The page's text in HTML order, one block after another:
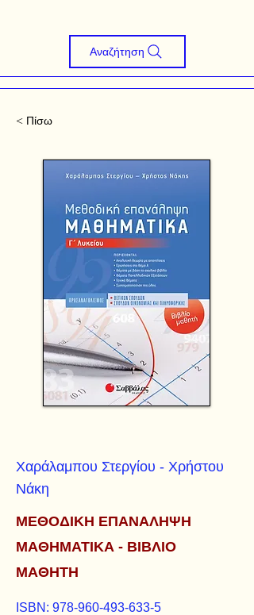
Αναζήτηση
< Πίσω
Χαράλαμπου Στεργίου - Χρήστου
Νάκη
ΜΕΘΟΔΙΚΗ ΕΠΑΝΑΛΗΨΗ
ΜΑΘΗΜΑΤΙΚΑ - ΒΙΒΛΙΟ
ΜΑΘΗΤΗ
ISBN: 978-960-493-633-5